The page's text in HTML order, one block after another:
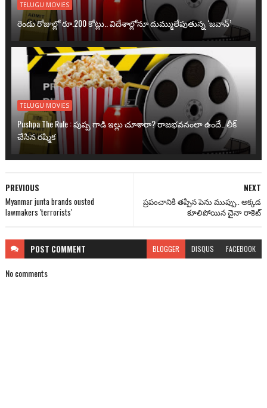
TELUGU MOVIES
రెండు రోజుల్లో రూ.200 కోట్లు.. విదేశాల్లోనూ దుమ్ములేపుతున్న ‘జవాన్’
TELUGU MOVIES
Pushpa The Rule : పుష్ప గాడి ఇల్లు చూశారా? రాజభవనంలా ఉందే.. లీక్
చేసిన రష్మిక
NEXT
ప్రపంచానికి తప్పిన పెను ముప్పు.. అక్కడ
కూలిపోయిన చైనా రాకెట్
PREVIOUS
Myanmar junta brands ousted
lawmakers 'terrorists'
POST COMMENT BLOGGER DISQUS FACEBOOK
No comments